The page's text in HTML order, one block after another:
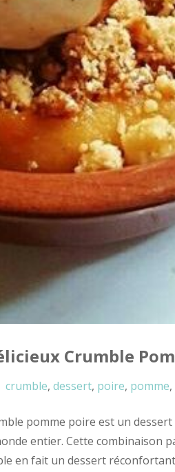
Crumble
crumble, dessert, poire, pomme,
pomme poire est un dessert
entier. Cette combinaison
en fait un dessert